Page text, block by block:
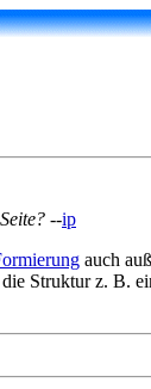
--ip
auch
Struktur z. B.